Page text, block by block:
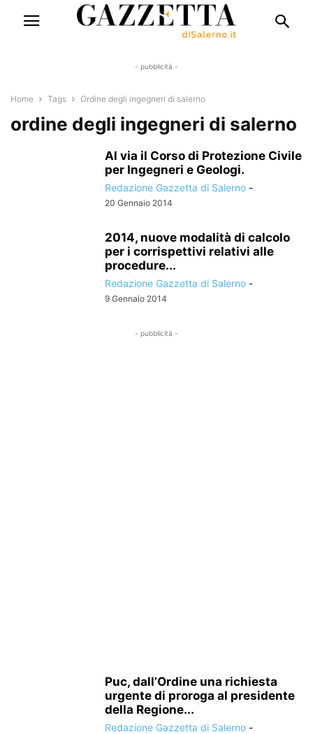
- pubblicità -
Home Tags Ordine degli ingegneri di salerno
ordine degli ingegneri di salerno
Al via il Corso di Protezione Civile
per Ingegneri e Geologi.
Redazione Gazzetta di Salerno -
20 Gennaio 2014
2014, nuove modalità di calcolo
per i corrispettivi relativi alle
procedure...
Redazione Gazzetta di Salerno -
9 Gennaio 2014
- pubblicità -
Puc, dall’Ordine una richiesta
urgente di proroga al presidente
della Regione...
Redazione Gazzetta di Salerno -